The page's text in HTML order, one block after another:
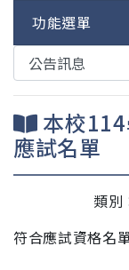
功能選單
本校
應試名單
類別
符合應試資格名